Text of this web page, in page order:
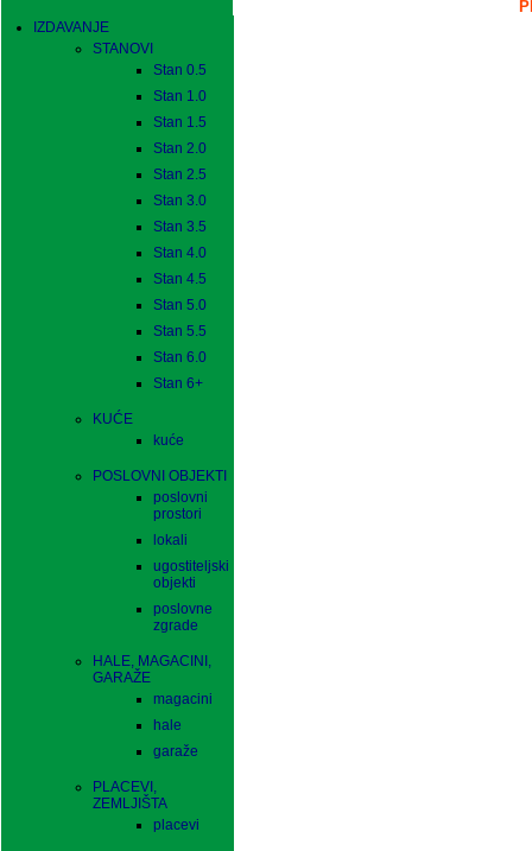
IZDAVANJE
STANOVI
Stan 0.5
Stan 1.0
Stan 1.5
Stan 2.0
Stan 2.5
Stan 3.0
Stan 3.5
Stan 4.0
Stan 4.5
Stan 5.0
Stan 5.5
Stan 6.0
Stan 6+
KUĆE
kuće
POSLOVNI OBJEKTI
poslovni
prostori
lokali
ugostiteljski
objekti
poslovne
zgrade
HALE, MAGACINI,
GARAŽE
magacini
hale
garaže
PLACEVI,
ZEMLJIŠTA
placevi